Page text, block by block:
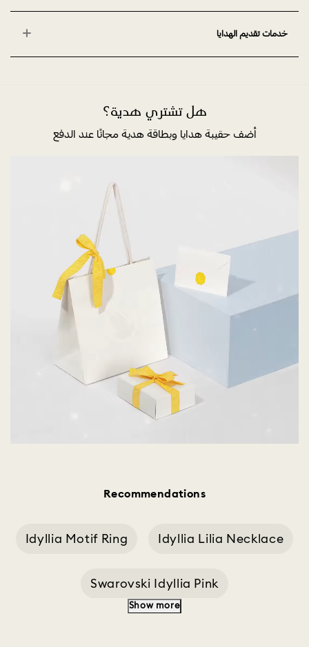
خدمات تقديم الهدايا
هل تشتري هدية؟
أضف حقيبة هدايا وبطاقة هدية مجانًا عند الدفع
Recommendations
Idyllia Lilia Necklace
Idyllia Motif Ring
Swarovski Idyllia Pink
Show more